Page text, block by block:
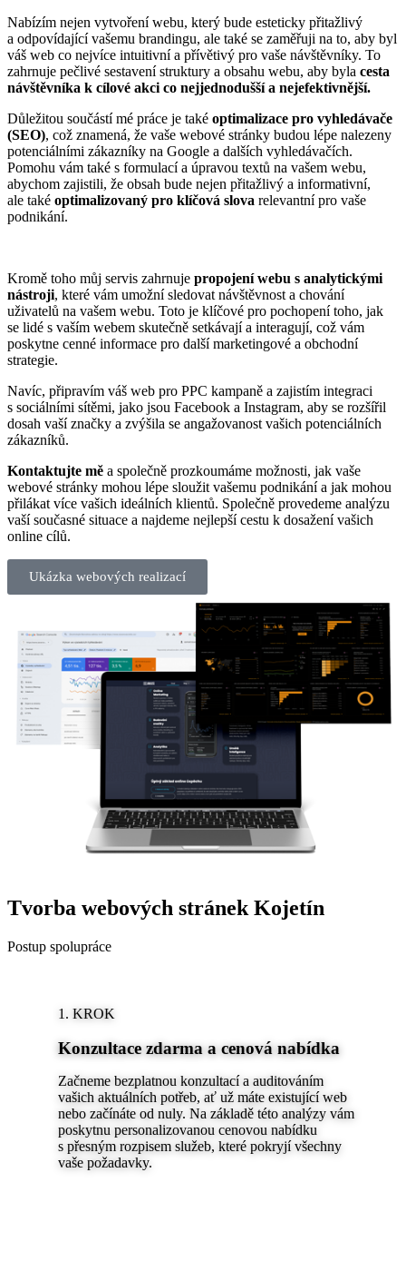
Nabízím nejen vytvoření webu, který bude esteticky přitažlivý
a odpovídající vašemu brandingu, ale také se zaměřuji na to, aby byl
váš web co nejvíce intuitivní a přívětivý pro vaše návštěvníky. To
zahrnuje pečlivé sestavení struktury a obsahu webu, aby byla cesta
návštěvníka k cílové akci co nejjednodušší a nejefektivnější.
Důležitou součástí mé práce je také optimalizace pro vyhledávače
(SEO), což znamená, že vaše webové stránky budou lépe nalezeny
potenciálními zákazníky na Google a dalších vyhledávačích.
Pomohu vám také s formulací a úpravou textů na vašem webu,
abychom zajistili, že obsah bude nejen přitažlivý a informativní,
ale také optimalizovaný pro klíčová slova relevantní pro vaše
podnikání.
Kromě toho můj servis zahrnuje propojení webu s analytickými
nástroji, které vám umožní sledovat návštěvnost a chování
uživatelů na vašem webu. Toto je klíčové pro pochopení toho, jak
se lidé s vaším webem skutečně setkávají a interagují, což vám
poskytne cenné informace pro další marketingové a obchodní
strategie.
Navíc, připravím váš web pro PPC kampaně a zajistím integraci
s sociálními sítěmi, jako jsou Facebook a Instagram, aby se rozšířil
dosah vaší značky a zvýšila se angažovanost vašich potenciálních
zákazníků.
Kontaktujte mě a společně prozkoumáme možnosti, jak vaše
webové stránky mohou lépe sloužit vašemu podnikání a jak mohou
přilákat více vašich ideálních klientů. Společně provedeme analýzu
vaší současné situace a najdeme nejlepší cestu k dosažení vašich
online cílů.
Ukázka webových realizací
Tvorba webových stránek Kojetín
Postup spolupráce
1. KROK
Konzultace zdarma a cenová nabídka
Začneme bezplatnou konzultací a auditováním
vašich aktuálních potřeb, ať už máte existující web
nebo začínáte od nuly. Na základě této analýzy vám
poskytnu personalizovanou cenovou nabídku
s přesným rozpisem služeb, které pokryjí všechny
vaše požadavky.